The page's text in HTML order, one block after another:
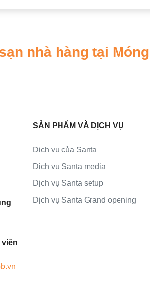
nhà hàng tại
SẢN PHẨM VÀ DỊCH VỤ
Dịch vụ của Santa
Dịch vụ Santa media
Dịch vụ Santa setup
Dịch vụ Santa Grand opening